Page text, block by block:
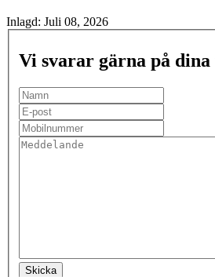
Inlagd: Juli 08, 2026
Vi svarar gärna på
Skicka